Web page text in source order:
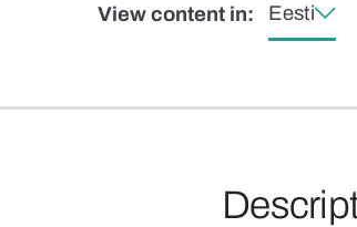
View content in: Eesti